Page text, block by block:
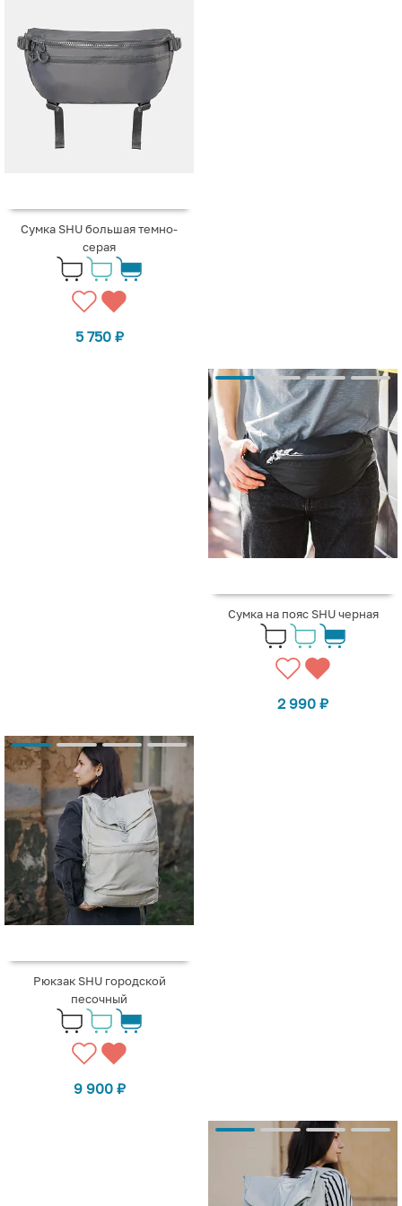
Сумка SHU большая темно-
серая
5 750 ₽
Сумка на пояс SHU черная
2 990 ₽
Рюкзак SHU городской
песочный
9 900 ₽